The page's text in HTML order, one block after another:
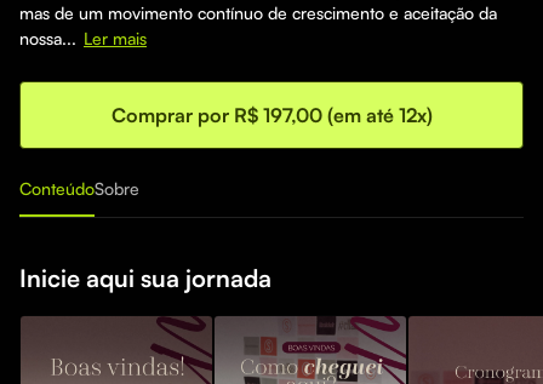
mas de um movimento contínuo de crescimento e aceitação da
nossa... Ler mais
Comprar por R$ 197,00 (em até 12x)
ConteúdoSobre
Inicie aqui sua jornada